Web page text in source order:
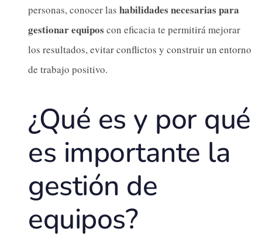
personas, conocer las habilidades necesarias para
gestionar equipos con eficacia te permitirá mejorar
los resultados, evitar conflictos y construir un entorno
de trabajo positivo.
¿Qué es y por qué
es importante la
gestión de
equipos?